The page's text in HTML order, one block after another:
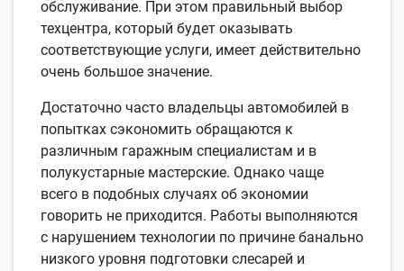
обслуживание. При этом правильный выбор
техцентра, который будет оказывать
соответствующие услуги, имеет действительно
очень большое значение.
Достаточно часто владельцы автомобилей в
попытках сэкономить обращаются к
различным гаражным специалистам и в
полукустарные мастерские. Однако чаще
всего в подобных случаях об экономии
говорить не приходится. Работы выполняются
с нарушением технологии по причине банально
низкого уровня подготовки слесарей и